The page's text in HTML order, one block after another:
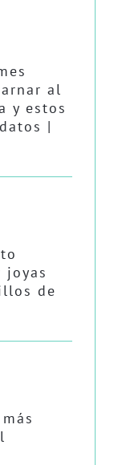
al
y estos
|
joyas
de